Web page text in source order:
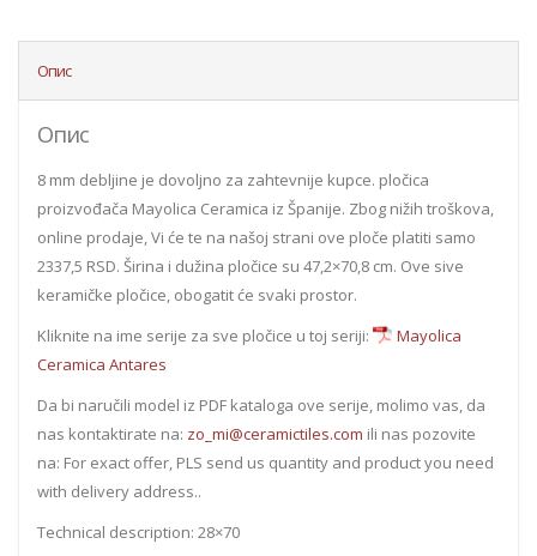
Опис
Опис
8 mm debljine je dovoljno za zahtevnije kupce. pločica
proizvođača Mayolica Ceramica iz Španije. Zbog nižih troškova,
online prodaje, Vi će te na našoj strani ove ploče platiti samo
2337,5 RSD. Širina i dužina pločice su 47,2×70,8 cm. Ove sive
keramičke pločice, obogatit će svaki prostor.
Kliknite na ime serije za sve pločice u toj seriji:
Mayolica
Ceramica Antares
Da bi naručili model iz PDF kataloga ove serije, molimo vas, da
nas kontaktirate na: zo_mi@ceramictiles.com ili nas pozovite
na: For exact offer, PLS send us quantity and product you need
with delivery address..
Technical description: 28×70